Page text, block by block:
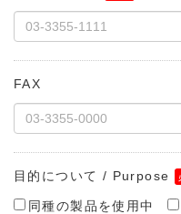
FAX
目的について / Purpose
同種の製品を使用中